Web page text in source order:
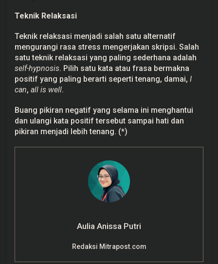
Teknik Relaksasi
Teknik relaksasi menjadi salah satu alternatif
mengurangi rasa stress mengerjakan skripsi. Salah
satu teknik relaksasi yang paling sederhana adalah
self-hypnosis. Pilih satu kata atau frasa bermakna
positif yang paling berarti seperti tenang, damai, I
can, all is well.
Buang pikiran negatif yang selama ini menghantui
dan ulangi kata positif tersebut sampai hati dan
pikiran menjadi lebih tenang. (*)
Aulia Anissa Putri
Redaksi Mitrapost.com